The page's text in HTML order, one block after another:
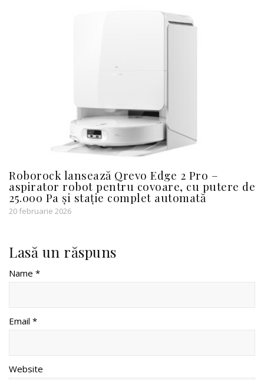
Roborock lansează Qrevo Edge 2 Pro –
aspirator robot pentru covoare, cu putere de
25.000 Pa și stație complet automată
20 februarie 2026
Lasă un răspuns
Name *
Email *
Website